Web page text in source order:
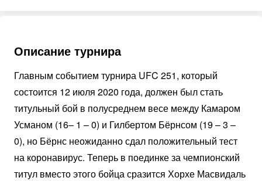
Описание турнира
Главным событием турнира UFC 251, который
состоится 12 июля 2020 года, должен был стать
титульный бой в полусреднем весе между Камаром
Усманом (16– 1 – 0) и Гилбертом Бёрнсом (19 – 3 –
0), но Бёрнс неожиданно сдал положительный тест
на коронавирус. Теперь в поединке за чемпионский
титул вместо этого бойца сразится Хорхе Масвидаль